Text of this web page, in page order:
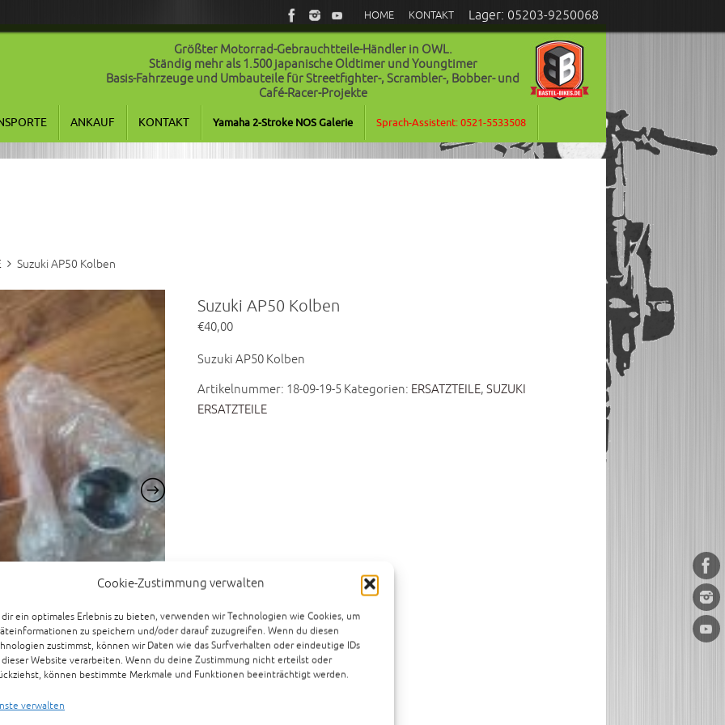
Cookie-Zustimmung verwalten
dir ein optimales Erlebnis zu bieten, verwenden wir Technologien wie Cookies, um
zu speichern und/oder darauf zuzugreifen. Wenn du diesen
zustimmst, können wir Daten wie das Surfverhalten oder eindeutige IDs
Website verarbeiten. Wenn du deine Zustimmung nicht erteilst oder
können bestimmte Merkmale und Funktionen beeinträchtigt werden.
verwalten
HOME KONTAKT Lager: 05203-9250068
Größter Motorrad-Gebrauchtteile-Händler in OWL.
Ständig mehr als 1.500 japanische Oldtimer und Youngtimer
Basis-Fahrzeuge und Umbauteile für Streetfighter-, Scrambler-, Bobber- und
Café-Racer-Projekte
ANKAUF KONTAKT Yamaha 2-Stroke NOS Galerie Sprach-Assistent: 0521-5533508
Suzuki AP50 Kolben
Suzuki AP50 Kolben
€40,00
Suzuki AP50 Kolben
Artikelnummer: 18-09-19-5 Kategorien: ERSATZTEILE, SUZUKI
ERSATZTEILE